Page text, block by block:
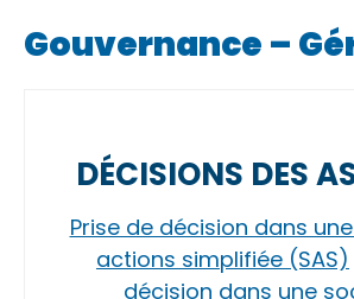
Gouvernance –
DÉCISIONS DES
Prise de décision dans
actions simplifiée (SAS)
décision dans une